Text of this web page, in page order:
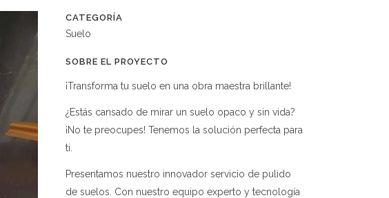
CATEGORÍA
Suelo
SOBRE EL PROYECTO
¡Transforma tu suelo en una obra maestra brillante!
¿Estás cansado de mirar un suelo opaco y sin vida?
¡No te preocupes! Tenemos la solución perfecta para
ti.
Presentamos nuestro innovador servicio de pulido
de suelos. Con nuestro equipo experto y tecnología